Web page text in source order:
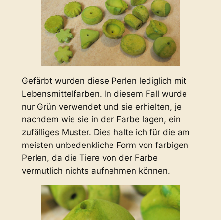
Gefärbt wurden diese Perlen lediglich mit
Lebensmittelfarben. In diesem Fall wurde
nur Grün verwendet und sie erhielten, je
nachdem wie sie in der Farbe lagen, ein
zufälliges Muster. Dies halte ich für die am
meisten unbedenkliche Form von farbigen
Perlen, da die Tiere von der Farbe
vermutlich nichts aufnehmen können.